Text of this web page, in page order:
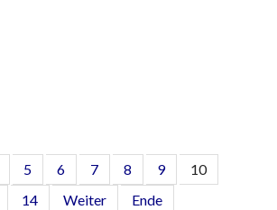
5 6 7 8 9
10
14 Weiter Ende